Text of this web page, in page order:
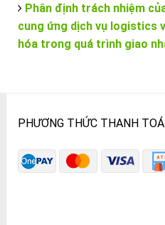
Phân định trách nhiệm
cung ứng dịch vụ logistics
hóa trong quá trình giao
PHƯƠNG THỨC THANH